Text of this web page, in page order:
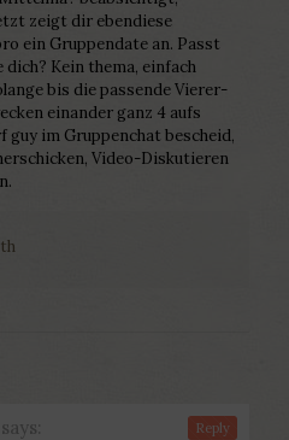
zeigt dir ebendiese
ein Gruppendate an. Passt
Kein thema, einfach
bis die passende Vierer-
einander ganz 4 aufs
guy im Gruppenchat bescheid,
Video-Diskutieren
says: Reply